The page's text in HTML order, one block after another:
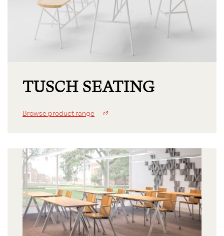
TUSCH SEATING
Browse product range